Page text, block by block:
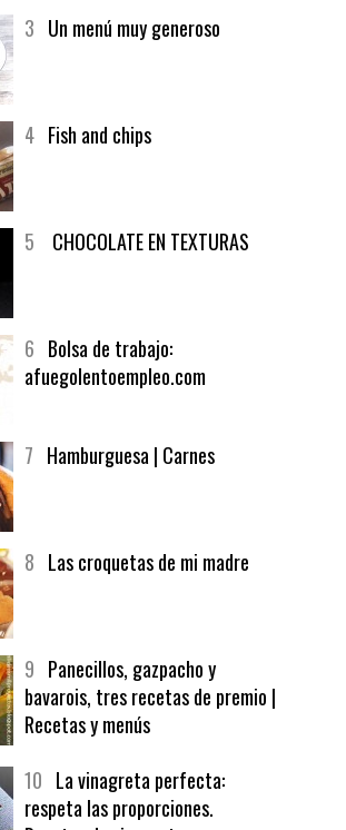
generoso | Recetas y
afuegolentoempleo.com
bavarois, tres recetas de premio |
Recetas y menús